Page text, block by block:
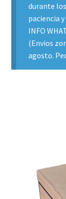
CONTACTO
ZONAS
durante
paciencia
INFO
(Envios
agosto.